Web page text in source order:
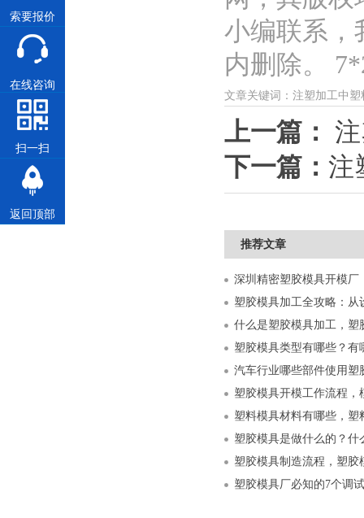
小编联系，
内删除。
文章关键词：注塑加工中
上一篇：
下一篇： 注
推荐文章
什么是塑胶模具加工，塑
塑胶模具类型有哪些？有
汽车行业哪些部件使用塑
塑胶模具开模工作流程，
塑料模具材料有哪些，塑
塑胶模具是做什么的？什
塑胶模具制造流程，塑胶
塑胶模具厂必知的7个调
索要报价
在线咨询
扫一扫
返回顶部